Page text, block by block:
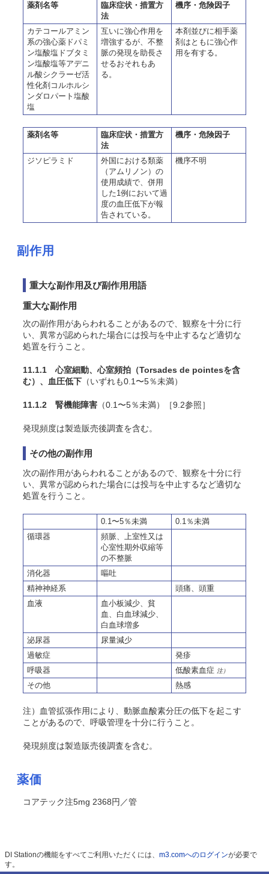
薬剤名等
臨床症状・措置方
法
機序・危険因子
カテコールアミン
系の強心薬ドパミ
ン塩酸塩ドブタミ
ン塩酸塩等アデニ
ル酸シクラーゼ活
性化剤コルホルシ
ンダロパート塩酸
塩
互いに強心作用を
増強するが、不整
脈の発現を助長さ
せるおそれもあ
る。
本剤並びに相手薬
剤はともに強心作
用を有する。
薬剤名等
臨床症状・措置方
法
機序・危険因子
ジソピラミド
外国における類薬
（アムリノン）の
使用成績で、併用
した1例において過
度の血圧低下が報
告されている。
機序不明
副作用
重大な副作用及び副作用用語
重大な副作用
次の副作用があらわれることがあるので、観察を十分に行
い、異常が認められた場合には投与を中止するなど適切な
処置を行うこと。
11.1.1 心室細動、心室頻拍（Torsades de pointesを含
む）、血圧低下 （いずれも0.1〜5％未満）
11.1.2 腎機能障害 （0.1〜5％未満）［9.2参照］
発現頻度は製造販売後調査を含む。
その他の副作用
次の副作用があらわれることがあるので、観察を十分に行
い、異常が認められた場合には投与を中止するなど適切な
処置を行うこと。
0.1〜5％未満
0.1％未満
循環器
頻脈、上室性又は
心室性期外収縮等
の不整脈
消化器
嘔吐
精神神経系
頭痛、頭重
血液
血小板減少、貧
血、白血球減少、
白血球増多
泌尿器
尿量減少
過敏症
発疹
呼吸器
低酸素血症 注）
その他 熱感
注）血管拡張作用により、動脈血酸素分圧の低下を起こす
ことがあるので、呼吸管理を十分に行うこと。
発現頻度は製造販売後調査を含む。
薬価
コアテック注5mg 2368円／管
DI Stationの機能をすべてご利用いただくには、 m3.comへのログインが必要で
す。